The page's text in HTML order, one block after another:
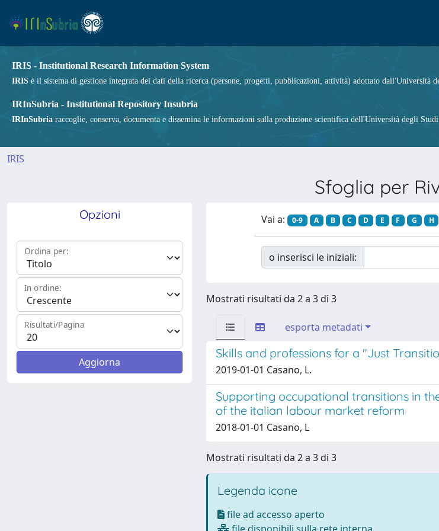
IRIS - Institutional Research Information System
IRIS è il sistema di gestione integrata dei dati della ricerca (persone, progetti, pubblicazioni, attività) adottato dall'Università
IRInSubria - Institutional Repository Insubria
IRInSubria raccoglie, conserva, documenta e dissemina le informazioni sulla produzione scientifica dell'Università degli
IRIS
Sfoglia per
Opzioni
Ordina per:
In ordine:
Risultati/Pagina
Vai a: 0-9 A B C D E F G H
o inserisci le iniziali:
Mostrati risultati da 2 a 3 di 3
esporta metadati
Skills and professions for a "Just
2019-01-01 Casano, L.
Supporting occupational transitions in
of the italian labour market reform
2018-01-01 Casano, L
Mostrati risultati da 2 a 3 di 3
Legenda icone
file ad accesso aperto